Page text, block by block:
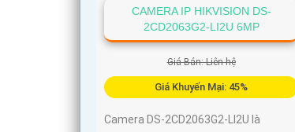
CAMERA IP HIKVISION DS-
2CD2063G2-LI2U 6MP
Giá Bán: Liên hệ
Giá Khuyến Mại: 45%
Camera DS-2CD2063G2-LI2U là